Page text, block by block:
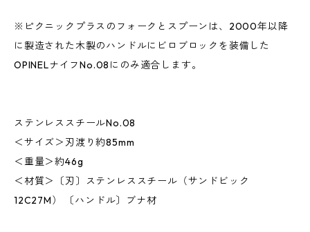
※ピクニックプラスのフォークとスプーンは、2000年以降
に製造された木製のハンドルにビロブロックを装備した
OPINELナイフNo.08にのみ適合します。
ステンレススチールNo.08
＜サイズ＞刃渡り約85mm
＜重量＞約46g
＜材質＞〔刃〕ステンレススチール（サンドビック
12C27M） 〔ハンドル〕ブナ材